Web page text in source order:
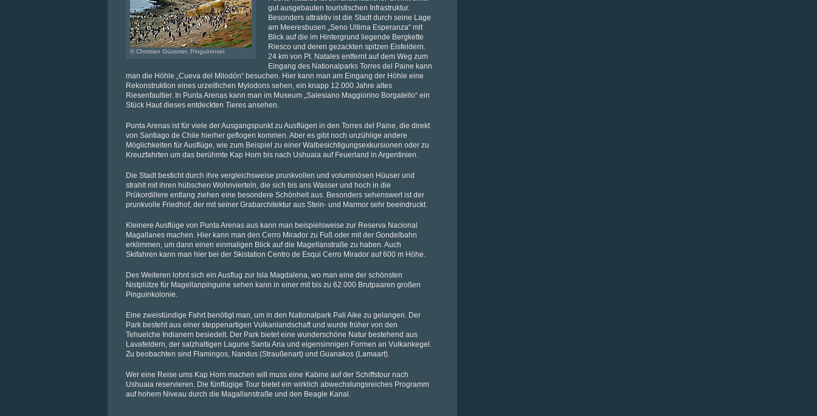
© Christian Güssmer, Pinguininsel
gut ausgebauten touristischen Infrastruktur.
Besonders attraktiv ist die Stadt durch seine Lage
am Meeresbusen „Seno Ultima Esperanza“ mit
Blick auf die im Hintergrund liegende Bergkette
Riesco und deren gezackten spitzen Eisfeldern.
24 km von Pt. Natales entfernt auf dem Weg zum
Eingang des Nationalparks Torres del Paine kann
man die Höhle „Cueva del Milodón“ besuchen. Hier kann man am Eingang der Höhle eine
Rekonstruktion eines urzeitlichen Mylodons sehen, ein knapp 12.000 Jahre altes
Riesenfaultier. In Punta Arenas kann man im Museum „Salesiano Maggiorino Borgatello“ ein
Stück Haut dieses entdeckten Tieres ansehen.
Punta Arenas ist für viele der Ausgangspunkt zu Ausflügen in den Torres del Paine, die direkt
von Santiago de Chile hierher geflogen kommen. Aber es gibt noch unzühlige andere
Möglichkeiten für Ausflüge, wie zum Beispiel zu einer Walbesichtigungsexkursionen oder zu
Kreuzfahrten um das berühmte Kap Horn bis nach Ushuaia auf Feuerland in Argentinien.
Die Stadt besticht durch ihre vergleichsweise prunkvollen und voluminösen Hüuser und
strahlt mit ihren hübschen Wohnvierteln, die sich bis ans Wasser und hoch in die
Prükordillere entlang ziehen eine besondere Schönheit aus. Besonders sehenswert ist der
prunkvolle Friedhof, der mit seiner Grabarchitektur aus Stein- und Marmor sehr beeindruckt.
Kleinere Ausflüge von Punta Arenas aus kann man beispielsweise zur Reserva Nacional
Magallanes machen. Hier kann man den Cerro Mirador zu Fuß oder mit der Gondelbahn
erklimmen, um dann einen einmaligen Blick auf die Magellanstraße zu haben. Auch
Skifahren kann man hier bei der Skistation Centro de Esqui Cerro Mirador auf 600 m Höhe.
Des Weiteren lohnt sich ein Ausflug zur Isla Magdalena, wo man eine der schönsten
Nistplütze für Magellanpinguine sehen kann in einer mit bis zu 62.000 Brutpaaren großen
Pinguinkolonie.
Eine zweistündige Fahrt benötigt man, um in den Nationalpark Pali Aike zu gelangen. Der
Park besteht aus einer steppenartigen Vulkanlandschaft und wurde früher von den
Tehuelche Indianern besiedelt. Der Park bietet eine wunderschöne Natur bestehend aus
Lavafeldern, der salzhaltigen Lagune Santa Ana und eigensinnigen Formen an Vulkankegel.
Zu beobachten sind Flamingos, Nandus (Straußenart) und Guanakos (Lamaart).
Wer eine Reise ums Kap Horn machen will muss eine Kabine auf der Schiffstour nach
Ushuaia reservieren. Die fünftügige Tour bietet ein wirklich abwechslungsreiches Programm
auf hohem Niveau durch die Magallanstraße und den Beagle Kanal.